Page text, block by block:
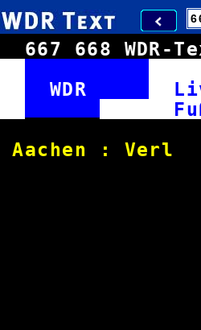
667 668 WDR-
WDR